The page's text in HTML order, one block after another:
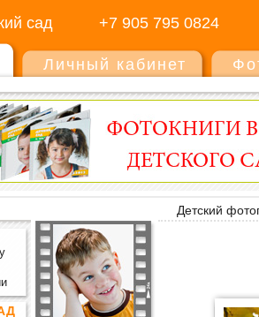
сад +7 905 795 0824
Личный кабинет
Детский